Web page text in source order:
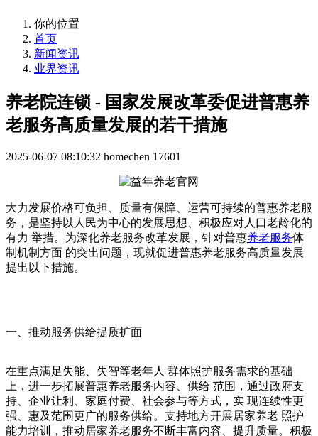
你的位置
首页
新闻资讯
业界资讯
养老院连锁 - 国家发展改革委促进普惠养
老服务高质量发展的若干措施
2025-06-07 08:10:32 homechen 17601
大力发展价格可负担、质量有保障、运营可持续的普惠养老服
务，是坚持以人民为中心的发展思想、积极应对人口老龄化的
有力 举措。为深化养老服务改革发展，针对普惠养老服务体
制机制方面 的突出问题，现就促进普惠养老服务高质量发展
提出以下措施。
一、推动服务供给提质扩面
在重点满足失能、失智等老年人 群体照护服务需求的基础
上，进一步拓展普惠养老服务内容、供给 范围，通过政府支
持、企业让利、家庭付费、社会参与等方式，实 现连续性更
强、惠及范围更广的服务供给。支持地方开展居家养老 照护
能力培训，推动居家养老服务不断丰富内容、提升质量。积极